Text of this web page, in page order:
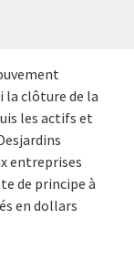
la clôture de la
les actifs et
entreprises
de principe à
en dollars